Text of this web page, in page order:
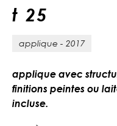
t 25
applique - 2017
applique avec
finitions peintes ou
incluse.